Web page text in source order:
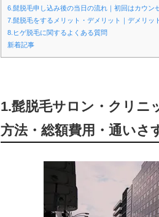
6.髭脱毛申し込み後の当日の流れ｜初回はカウン
7.髭脱毛をするメリット・デメリット｜デメリッ
8.ヒゲ脱毛に関するよくある質問
新着記事
1.髭脱毛サロン・クリニ
方法・総額費用・通いさ